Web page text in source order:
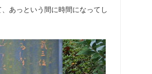
あっという間に時間になってし